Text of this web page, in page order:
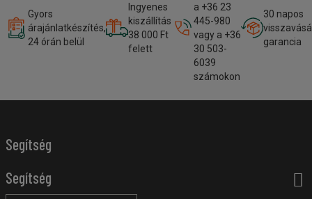
Gyors
árajánlatkészítés,
24 órán belül
Ingyenes
kiszállítás
38 000 Ft
felett
a +36 23
445-980
vagy a +36
30 503-
6039
számokon
30 napos
garancia
Segítség
Segítség